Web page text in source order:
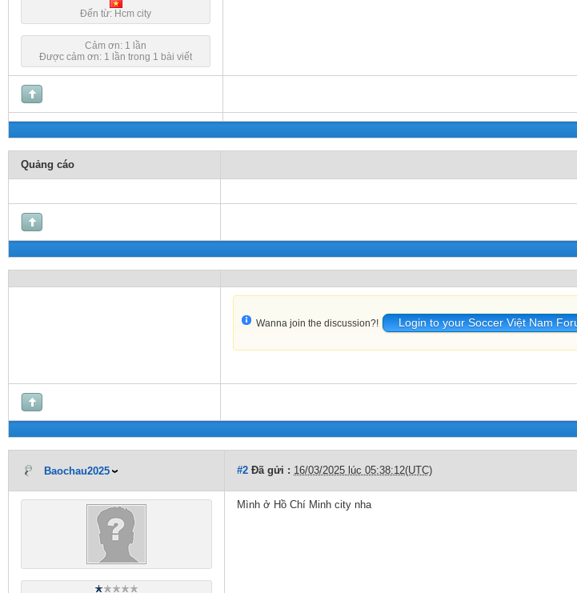
Đến từ: Hcm city
Cảm ơn: 1 lần
Được cảm ơn: 1 lần trong 1 bài viết
Quảng cáo
Wanna join the discussion?! Login to your Soccer Việt Nam
Baochau2025 #2 Đã gửi : 16/03/2025 lúc 05:38:12(UTC)
Mình ở Hồ Chí Minh city nha